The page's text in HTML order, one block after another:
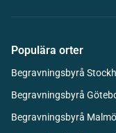
Populära orter
Begravningsbyrå
Begravningsbyrå
Begravningsbyrå Malmö